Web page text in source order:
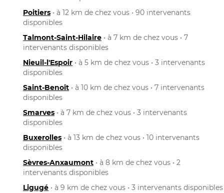
Poitiers • à 12 km de chez vous • 90 intervenants
disponibles
Talmont-Saint-Hilaire • à 7 km de chez vous • 7
intervenants disponibles
Nieuil-l'Espoir • à 5 km de chez vous • 3 intervenants
disponibles
Saint-Benoît • à 10 km de chez vous • 7 intervenants
disponibles
Smarves • à 7 km de chez vous • 3 intervenants
disponibles
Buxerolles • à 13 km de chez vous • 10 intervenants
disponibles
Sèvres-Anxaumont • à 8 km de chez vous • 2
intervenants disponibles
Ligugé • à 9 km de chez vous • 3 intervenants disponibles